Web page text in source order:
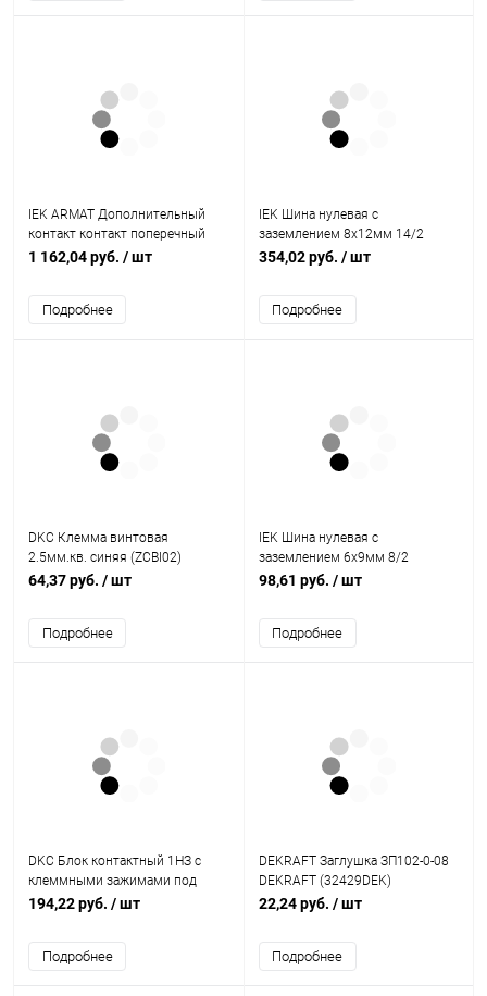
IEK ARMAT Дополнительный
контакт контакт поперечный
ДКП-11 GV2P (AR-AUX-AFA11)
1 162,04 руб. / шт
Подробнее
IEK Шина нулевая с
заземлением 8х12мм 14/2
крепление по краям (YNN21-14-
354,02 руб. / шт
Подробнее
DKC Клемма винтовая
2.5мм.кв. синяя (ZCBI02)
64,37 руб. / шт
Подробнее
IEK Шина нулевая с
заземлением 6х9мм 8/2
крепление по краям (YNN11-08-
98,61 руб. / шт
Подробнее
DKC Блок контактный 1НЗ с
клеммными зажимами под
винт (ACVL01)
194,22 руб. / шт
Подробнее
DEKRAFT Заглушка ЗП102-0-08
DEKRAFT (32429DEK)
22,24 руб. / шт
Подробнее